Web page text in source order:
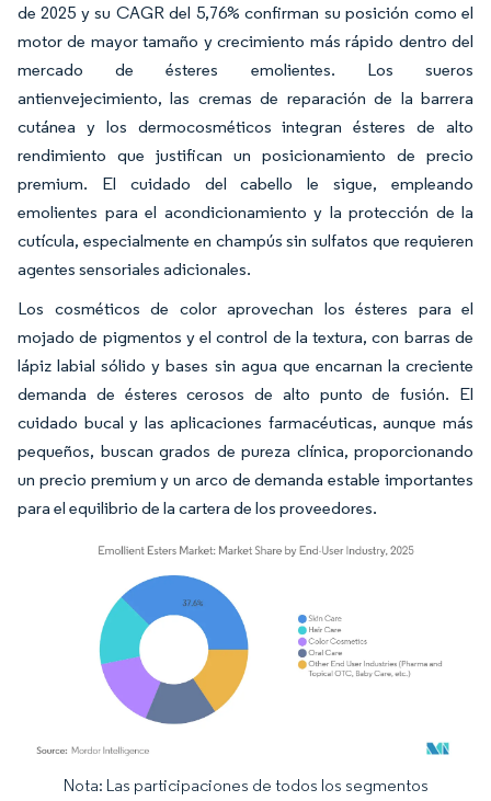
de 2025 y su CAGR del 5,76% confirman su posición como el
motor de mayor tamaño y crecimiento más rápido dentro del
mercado de ésteres emolientes. Los sueros
antienvejecimiento, las cremas de reparación de la barrera
cutánea y los dermocos­méticos integran ésteres de alto
rendimiento que justifican un posicionamiento de precio
premium. El cuidado del cabello le sigue, empleando
emolientes para el acondicionamiento y la protección de la
cutícula, especialmente en champús sin sulfatos que requieren
agentes sensoriales adicionales.
Los cosméticos de color aprovechan los ésteres para el
mojado de pigmentos y el control de la textura, con barras de
lápiz labial sólido y bases sin agua que encarnan la creciente
demanda de ésteres cerosos de alto punto de fusión. El
cuidado bucal y las aplicaciones farmacéuticas, aunque más
pequeños, buscan grados de pureza clínica, proporcionando
un precio premium y un arco de demanda estable importantes
para el equilibrio de la cartera de los proveedores.
Imagen © Mordor Intelligence. El uso requiere atribución según CC BY 4.0.
Nota: Las participaciones de todos los segmentos